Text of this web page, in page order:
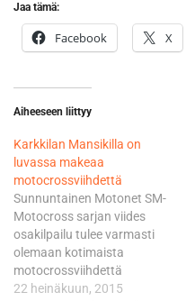
Jaa tämä:
Facebook X
Aiheeseen liittyy
Karkkilan Mansikilla on
luvassa makeaa
motocrossviihdettä
Sunnuntainen Motonet SM-
Motocross sarjan viides
osakilpailu tulee varmasti
olemaan kotimaista
motocrossviihdettä
parhaimmillaan. Kaikki
22 heinäkuun, 2015